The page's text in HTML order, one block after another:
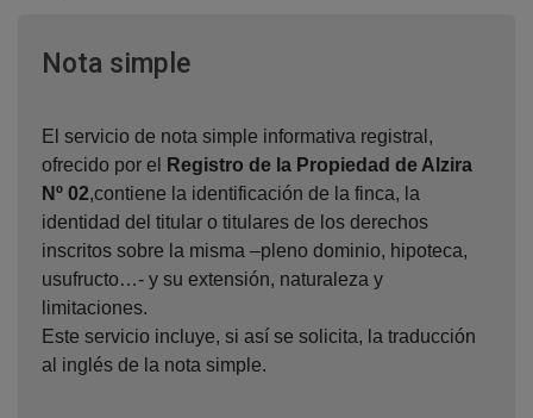
Nota simpleVentana nueva
El servicio de nota simple informativa registral,
ofrecido por el
Registro de la Propiedad de Alzira
Nº 02,contiene la identificación de la finca, la
identidad del titular o titulares de los derechos
inscritos sobre la misma –pleno dominio, hipoteca,
usufructo…- y su extensión, naturaleza y
limitaciones.
Este servicio incluye, si así se solicita, la traducción
al inglés de la nota simple.